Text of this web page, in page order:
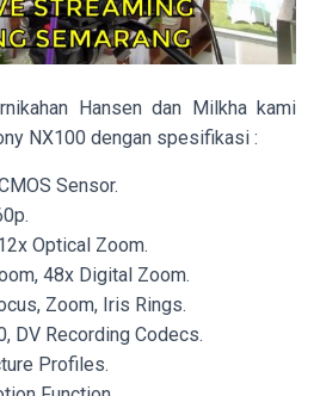
Hansen dan Milkha kami
NX100 dengan spesifikasi :
Sensor.
Optical Zoom.
48x Digital Zoom.
Zoom, Iris Rings.
DV Recording Codecs.
Profiles.